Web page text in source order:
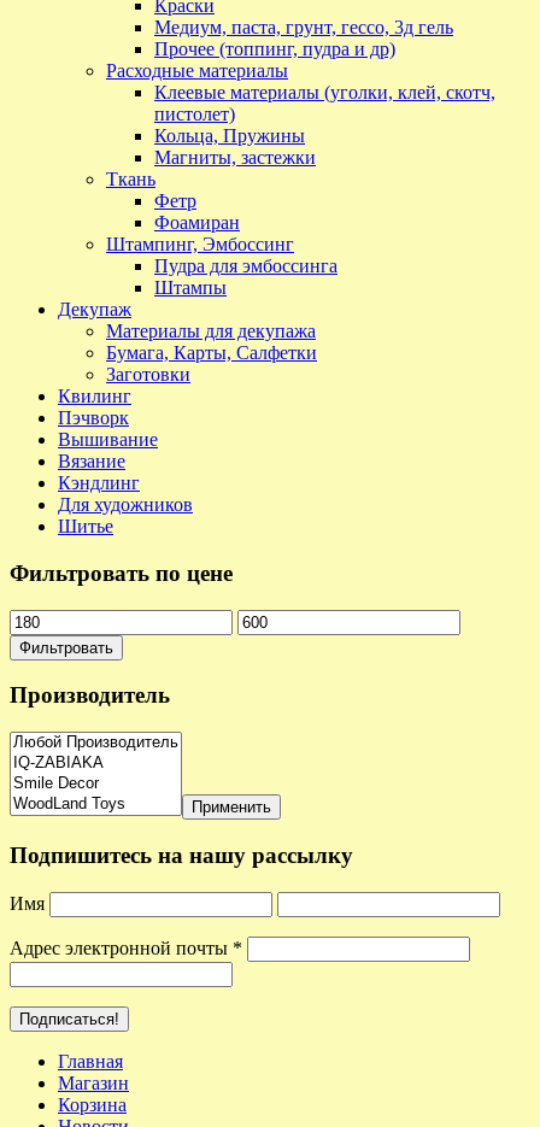
Краски
Медиум, паста, грунт, гессо, 3д гель
Прочее (топпинг, пудра и др)
Расходные материалы
Клеевые материалы (уголки, клей, скотч,
пистолет)
Кольца, Пружины
Магниты, застежки
Ткань
Фетр
Фоамиран
Штампинг, Эмбоссинг
Пудра для эмбоссинга
Штампы
Декупаж
Материалы для декупажа
Бумага, Карты, Салфетки
Заготовки
Квилинг
Пэчворк
Вышивание
Вязание
Кэндлинг
Для художников
Шитье
Фильтровать по цене
Фильтровать
Производитель
Применить
Подпишитесь на нашу рассылку
Имя
Адрес электронной почты *
Главная
Магазин
Корзина